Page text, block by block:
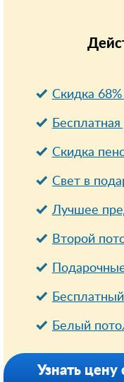
Скидка
Бесплатная
Cкидка
Свет в
Лучшее
Второй
Белый
Узнать